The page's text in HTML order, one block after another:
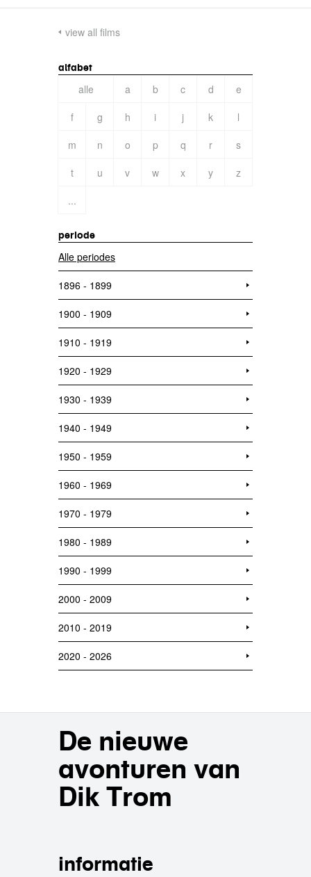
view all films
alfabet
alle a b c d
e
f
g h i j k
l
m
n o p q r
s
t
u v w x y
z
...
periode
Alle periodes
1896 - 1899
1900 - 1909
1910 - 1919
1920 - 1929
1930 - 1939
1940 - 1949
1950 - 1959
1960 - 1969
1970 - 1979
1980 - 1989
1990 - 1999
2000 - 2009
2010 - 2019
2020 - 2026
De nieuwe
avonturen van
Dik Trom
informatie